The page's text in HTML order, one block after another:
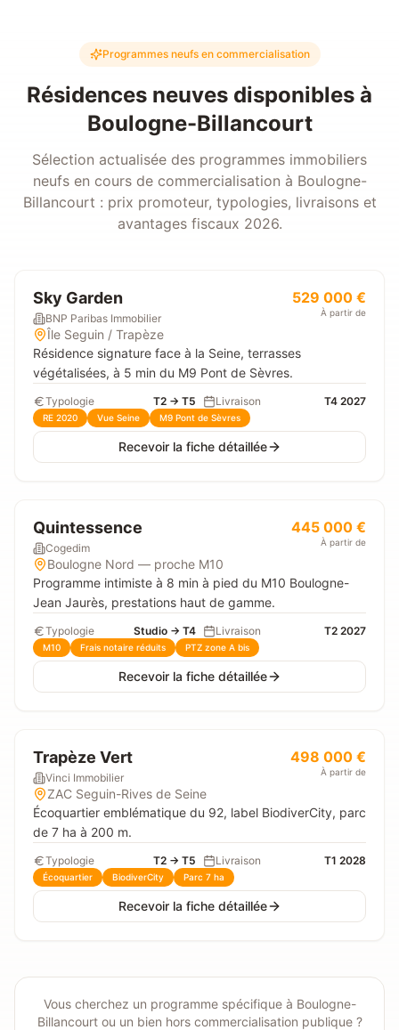
Programmes neufs en commercialisation
Résidences neuves disponibles à
Boulogne-Billancourt
Sélection actualisée des programmes immobiliers
neufs en cours de commercialisation à Boulogne-
Billancourt : prix promoteur, typologies, livraisons et
avantages fiscaux 2026.
Sky Garden
BNP Paribas Immobilier
529 000 €
À partir de
Île Seguin / Trapèze
Résidence signature face à la Seine, terrasses
végétalisées, à 5 min du M9 Pont de Sèvres.
Typologie T2 → T5 Livraison T4 2027
RE 2020 Vue Seine M9 Pont de Sèvres
Recevoir la fiche détaillée
Quintessence
Cogedim
445 000 €
À partir de
Boulogne Nord — proche M10
Programme intimiste à 8 min à pied du M10 Boulogne-
Jean Jaurès, prestations haut de gamme.
Typologie Studio → T4 Livraison T2 2027
M10 Frais notaire réduits PTZ zone A bis
Recevoir la fiche détaillée
Trapèze Vert
Vinci Immobilier
498 000 €
À partir de
ZAC Seguin-Rives de Seine
Écoquartier emblématique du 92, label BiodiverCity, parc
de 7 ha à 200 m.
Typologie T2 → T5 Livraison T1 2028
Écoquartier BiodiverCity Parc 7 ha
Recevoir la fiche détaillée
Vous cherchez un programme spécifique à Boulogne-
Billancourtou un bien hors commercialisation publique ?